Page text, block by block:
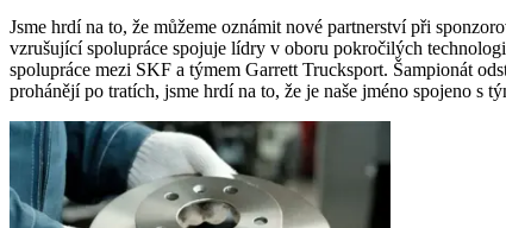
Jsme hrdí na to, že můžeme oznámit nové partnerství při
vzrušující spolupráce spojuje lídry v oboru pokročilých
spolupráce mezi SKF a týmem Garrett Trucksport. Šampionát
prohánějí po tratích, jsme hrdí na to, že je naše jméno spojeno s